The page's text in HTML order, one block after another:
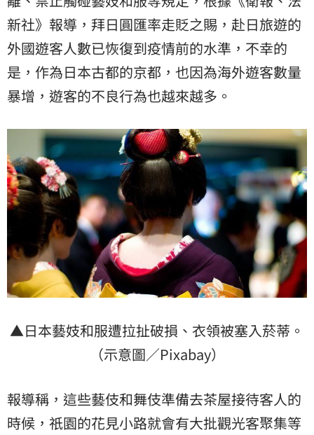
新社》報導，拜日圓匯率走貶之賜，赴日旅遊的
外國遊客人數已恢復到疫情前的水準，不幸的
是，作為日本古都的京都，也因為海外遊客數量
暴增，遊客的不良行為也越來越多。
▲日本藝妓和服遭拉扯破損、衣領被塞入菸蒂。
（示意圖／Pixabay）
報導稱，這些藝伎和舞伎準備去茶屋接待客人的
時候，祇園的花見小路就會有大批觀光客聚集等